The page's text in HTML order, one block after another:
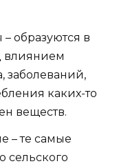
образуются в
влиянием
заболеваний,
каких-то
веществ.
– те самые
сельского